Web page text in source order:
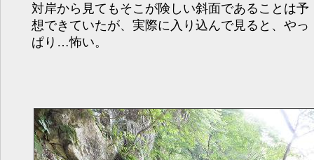
対岸から見てもそこが険しい斜面であることは予
想できていたが、実際に入り込んで見ると、やっ
ぱり…怖い。